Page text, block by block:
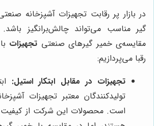
در بازار پر رقابت تجهیزات آشپزخانه
گیر مناسب می‌تواند چالش‌برانگیز
مقایسه‌ی خمیر گیرهای صنعتی تجهیزات
رقبا می‌پردازیم:
تجهیزات در مقابل ابتکار استیل:
تولیدکنندگان معتبر تجهیزات
است. محصولات این شرکت از کیفیت